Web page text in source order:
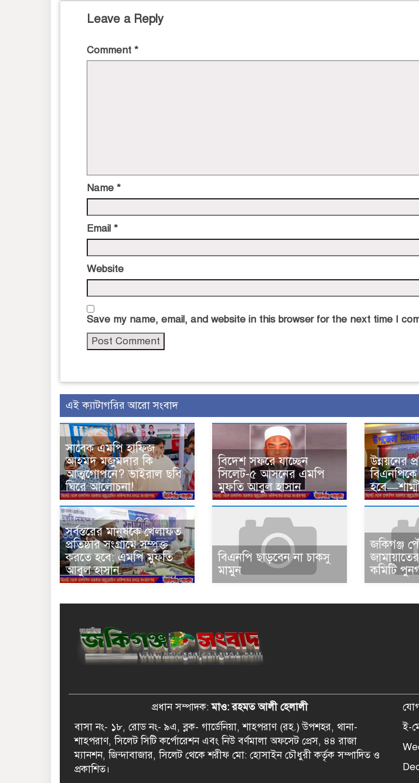
Leave a Reply
Comment *
Name *
Email *
Website
Save my name, email, and website in this browser for the next time I
এই ক্যাটাগরির আরো সংবাদ
সাবেক এমপি হাফিজ
আহমদ মজুমদার কি
আত্মগোপনে? ভাইরাল ছবি
ঘিরে আলোচনা!
বিদেশ সফরে যাচ্ছেন
সিলেট-৫ আসনের এমপি
মুফতি আবুল হাসান
উন্নয়নের
সর্বস্তরের মানুষকে খেলাফত
প্রতিষ্ঠার সংগ্রামে সম্পৃক্ত
করতে হবে: এমপি মুফতি
আবুল হাসান
বিএনপি ছাড়বেন না চাকসু
মামুন
জকিগঞ্জ
কমিটি
প্রধান সম্পাদক:মাও: রহমত আলী হেলালী
বাসা নং- ১৮, রোড নং- ৯এ, ব্লক- গার্ডেনিয়া, শাহপরাণ (রহ.) উপশহর, থানা-
শাহপরাণ, সিলেট সিটি কর্পোরেশন এবং নিউ বর্ণমালা অফসেট প্রেস, ৪৪ রাজা
ম্যানশন, জিন্দাবাজার, সিলেট থেকে শরীফ মো: হোসাইন চৌধুরী কর্তৃক সম্পাদিত ও
প্রকাশিত।
ই-